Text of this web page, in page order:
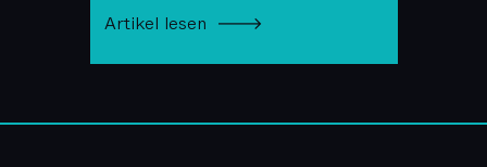
Artikel lesen 🡒